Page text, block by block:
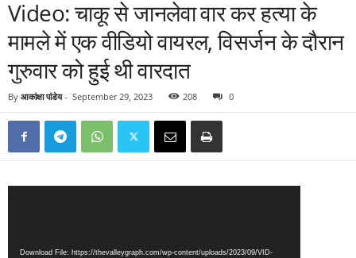
Video: चाकू से जानलेवा वार कर हत्या के
मामले में एक वीडियो वायरल, विसर्जन के दौरान
गुरुवार को हुई थी वारदात
By आकांक्षा पांडेय- September 29, 2023 208 0
Download File: https://thevalleygraph.com/wp-content/uploads/2023/09/VID-